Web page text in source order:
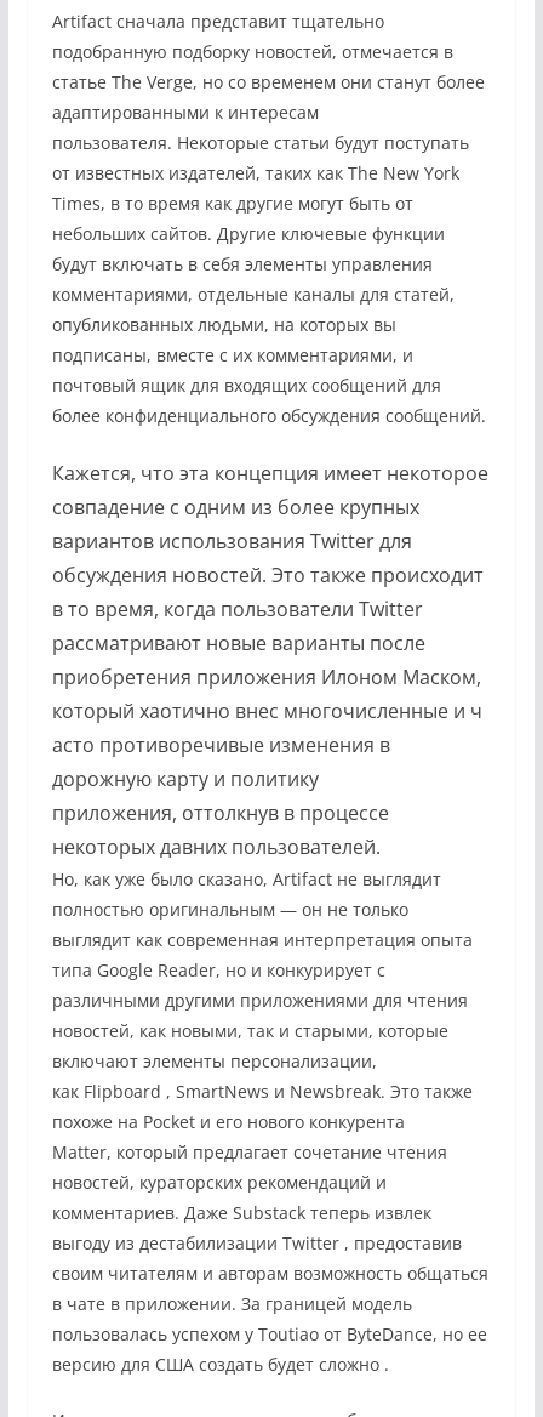
Artifact сначала представит тщательно
подобранную подборку новостей, отмечается в
статье The Verge, но со временем они станут более
адаптированными к интересам
пользователя. Некоторые статьи будут поступать
от известных издателей, таких как The New York
Times, в то время как другие могут быть от
небольших сайтов. Другие ключевые функции
будут включать в себя элементы управления
комментариями, отдельные каналы для статей,
опубликованных людьми, на которых вы
подписаны, вместе с их комментариями, и
почтовый ящик для входящих сообщений для
более конфиденциального обсуждения сообщений.
Кажется, что эта концепция имеет некоторое
совпадение с одним из более крупных
вариантов использования Twitter для
обсуждения новостей. Это также происходит
в то время, когда пользователи Twitter
рассматривают новые варианты после
приобретения приложения Илоном Маском,
который хаотично внес многочисленные и ч
асто противоречивые изменения в
дорожную карту и политику
приложения, оттолкнув в процессе
некоторых давних пользователей.
Но, как уже было сказано, Artifact не выглядит
полностью оригинальным — он не только
выглядит как современная интерпретация опыта
типа Google Reader, но и конкурирует с
различными другими приложениями для чтения
новостей, как новыми, так и старыми, которые
включают элементы персонализации,
как Flipboard , SmartNews и Newsbreak. Это также
похоже на Pocketи его нового конкурента
Matter, который предлагает сочетание чтения
новостей, кураторских рекомендаций и
комментариев. Даже Substack теперь извлек
выгоду из дестабилизации Twitter, предоставив
своим читателям и авторам возможность общаться
в чате в приложении. За границей модель
пользовалась успехом у Toutiao от ByteDance, но ее
версию для США создать будет сложно.